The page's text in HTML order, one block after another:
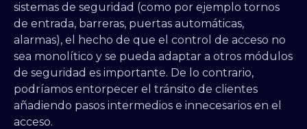
sistemas de seguridad (como por ejemplo tornos
de entrada, barreras, puertas automáticas,
alarmas), el hecho de que el control de acceso no
sea monolítico y se pueda adaptar a otros módulos
de seguridad es importante. De lo contrario,
podríamos entorpecer el tránsito de clientes
añadiendo pasos intermedios e innecesarios en el
acceso.